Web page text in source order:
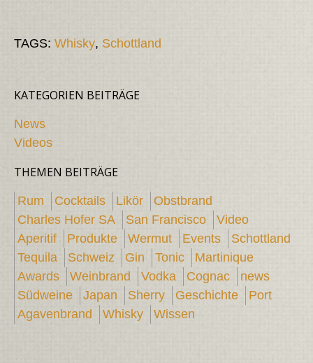
TAGS: Whisky, Schottland
KATEGORIEN BEITRÄGE
News
Videos
THEMEN BEITRÄGE
Rum Cocktails Likör
Obstbrand
Charles Hofer SA
San Francisco
Video
Aperitif
Produkte Wermut Events
Schottland
Tequila
Schweiz Gin Tonic
Martinique
Awards
Weinbrand Vodka Cognac
news
Südweine
Japan Sherry Geschichte
Port
Agavenbrand
Whisky Wissen